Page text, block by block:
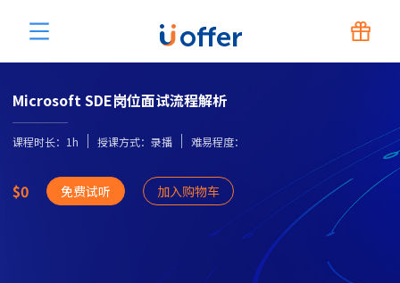
Microsoft SDE岗位面试流程解析
课程时长：1h 授课方式：录播 难易程度：
$0 免费试听 加入购物车